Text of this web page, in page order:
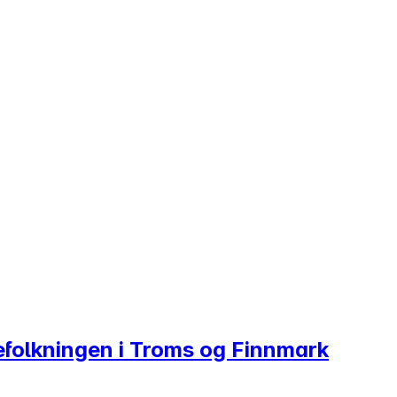
i Troms og Finnmark